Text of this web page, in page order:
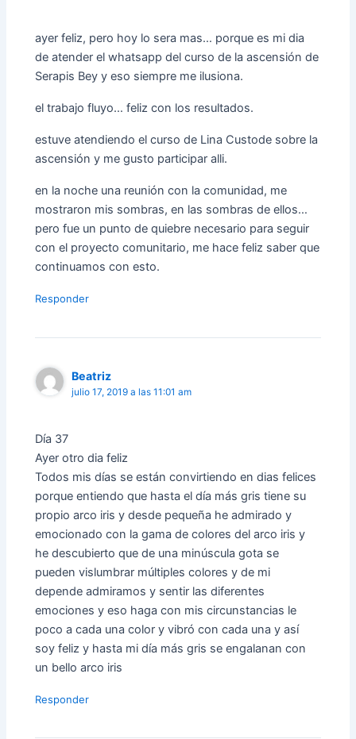
ayer feliz, pero hoy lo sera mas… porque es mi dia
de atender el whatsapp del curso de la ascensión de
Serapis Bey y eso siempre me ilusiona.
el trabajo fluyo… feliz con los resultados.
estuve atendiendo el curso de Lina Custode sobre la
ascensión y me gusto participar alli.
en la noche una reunión con la comunidad, me
mostraron mis sombras, en las sombras de ellos…
pero fue un punto de quiebre necesario para seguir
con el proyecto comunitario, me hace feliz saber que
continuamos con esto.
Responder
Beatriz
julio 17, 2019 a las 11:01 am
Día 37
Ayer otro dia feliz
Todos mis días se están convirtiendo en dias felices
porque entiendo que hasta el día más gris tiene su
propio arco iris y desde pequeña he admirado y
emocionado con la gama de colores del arco iris y
he descubierto que de una minúscula gota se
pueden vislumbrar múltiples colores y de mi
depende admiramos y sentir las diferentes
emociones y eso haga con mis circunstancias le
poco a cada una color y vibró con cada una y así
soy feliz y hasta mi día más gris se engalanan con
un bello arco iris
Responder